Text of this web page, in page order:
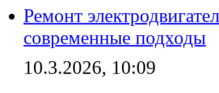
Ремонт
современные подходы
10.3.2026, 10:09